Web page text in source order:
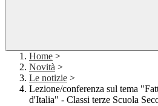
Home >
Novità >
Le notizie >
Lezione/conferenza sul tema
d'Italia" - Classi terze Scuola